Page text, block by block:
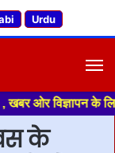
Urdu
के लिए
के